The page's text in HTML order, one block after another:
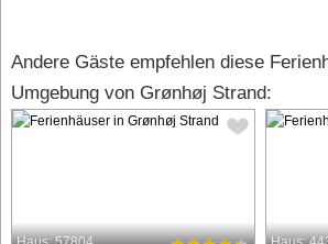
Andere Gäste empfehlen diese
Umgebung von Grønhøj Strand: